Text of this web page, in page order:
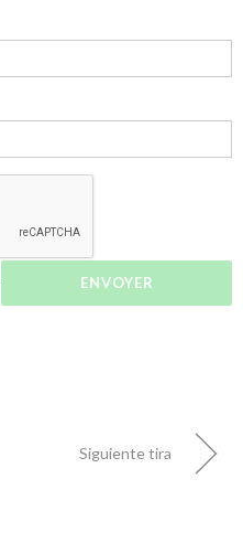
Siguiente tira